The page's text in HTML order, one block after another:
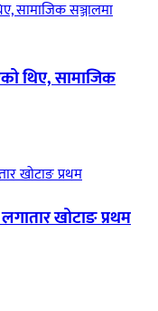
थिए, सामाजिक
खोटाङ प्रथम